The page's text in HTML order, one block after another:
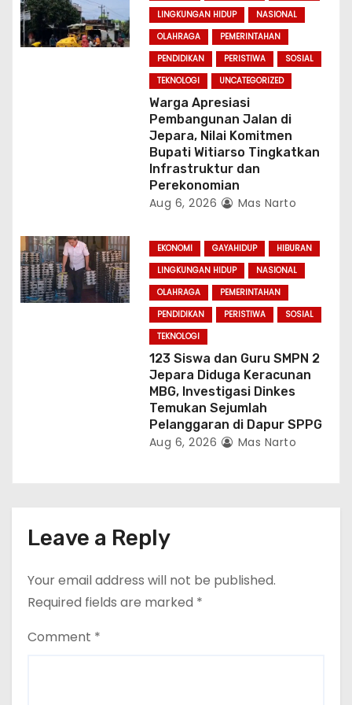
LINGKUNGAN HIDUP
NASIONAL
OLAHRAGA
PEMERINTAHAN
PENDIDIKAN
PERISTIWA
SOSIAL
TEKNOLOGI
UNCATEGORIZED
Warga Apresiasi
Pembangunan Jalan di
Jepara, Nilai Komitmen
Bupati Witiarso Tingkatkan
Infrastruktur dan
Perekonomian
Aug 6, 2026 Mas Narto
EKONOMI GAYAHIDUP
HIBURAN
LINGKUNGAN HIDUP
NASIONAL
OLAHRAGA
PEMERINTAHAN
PENDIDIKAN
PERISTIWA
SOSIAL
TEKNOLOGI
123 Siswa dan Guru SMPN 2
Jepara Diduga Keracunan
MBG, Investigasi Dinkes
Temukan Sejumlah
Pelanggaran di Dapur SPPG
Aug 6, 2026 Mas Narto
Leave a Reply
Your email address will not be published.
Required fields are marked *
Comment *